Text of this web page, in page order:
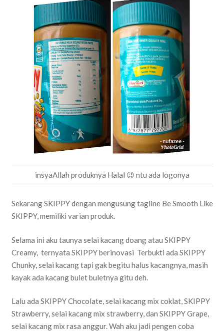
insyaAllah produknya Halal 😉 ntu ada logonya
Sekarang SKIPPY dengan mengusung tagline Be Smooth Like
SKIPPY, memiliki varian produk.
Selama ini aku taunya selai kacang doang atau SKIPPY
Creamy, ternyata SKIPPY berinovasi Terbukti ada SKIPPY
Chunky, selai kacang tapi gak begitu halus kacangnya, masih
kayak ada kacang bulet buletnya gitu deh.
Lalu ada SKIPPY Chocolate, selai kacang mix coklat, SKIPPY
Strawberry, selai kacang mix strawberry, dan SKIPPY Grape,
selai kacang mix rasa anggur. Wah aku jadi pengen coba